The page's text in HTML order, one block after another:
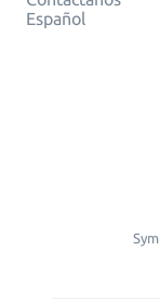
Español